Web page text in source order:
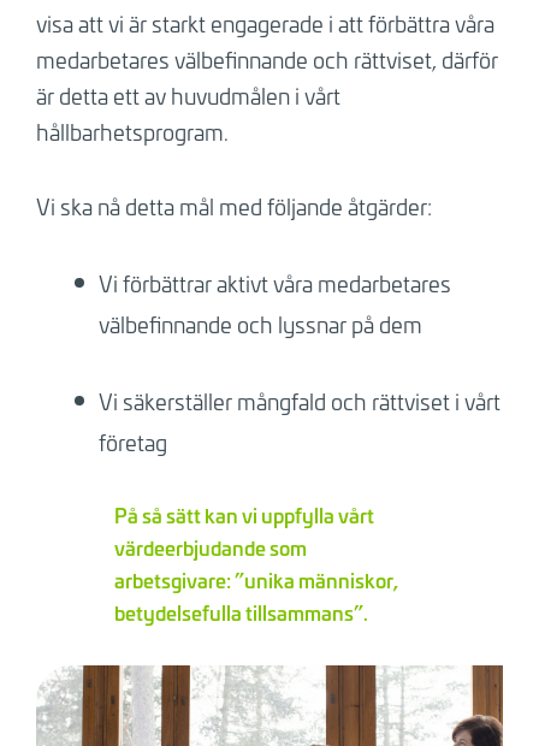
visa att vi är starkt engagerade i att förbättra våra
medarbetares välbefinnande och rättviset, därför
är detta ett av huvudmålen i vårt
hållbarhetsprogram.
Vi ska nå detta mål med följande åtgärder:
Vi förbättrar aktivt våra medarbetares
välbefinnande och lyssnar på dem
Vi säkerställer mångfald och rättviset i vårt
företag
På så sätt kan vi uppfylla vårt
värdeerbjudande som
arbetsgivare: ”unika människor,
betydelsefulla tillsammans”.